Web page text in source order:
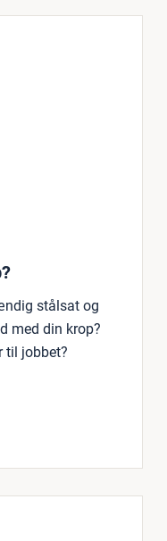
stålsat og
med din krop?
til jobbet?